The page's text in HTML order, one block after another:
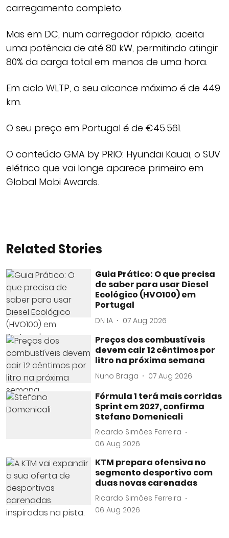
carregamento completo.
Mas em DC, num carregador rápido, aceita
uma potência de até 80 kW, permitindo atingir
80% da carga total em menos de uma hora.
Em ciclo WLTP, o seu alcance máximo é de 449
km.
O seu preço em Portugal é de €45.561.
O conteúdo GMA by PRIO: Hyundai Kauai, o SUV
elétrico que vai longe aparece primeiro em
Global Mobi Awards.
Related Stories
Guia Prático: O que precisa
de saber para usar Diesel
Ecológico (HVO100) em
Portugal
DN IA 07 Aug 2026
Preços dos combustíveis
devem cair 12 cêntimos por
litro na próxima semana
Nuno Braga 07 Aug 2026
Fórmula 1 terá mais corridas
Sprint em 2027, confirma
Stefano Domenicali
Ricardo Simões Ferreira
06 Aug 2026
KTM prepara ofensiva no
segmento desportivo com
duas novas carenadas
Ricardo Simões Ferreira
06 Aug 2026